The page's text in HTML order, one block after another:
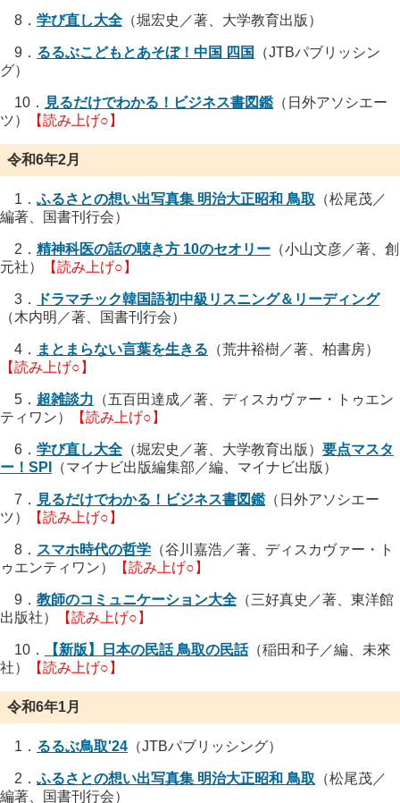
8． 学び直し大全 （堀宏史／著、大学教育出版）
9． るるぶこどもとあそぼ！中国 四国
（JTBパブリッシン
グ）
10． 見るだけでわかる！ビジネス書図鑑 （日外アソシエー
ツ）
【読み上げ○】
令和6年2月
1． ふるさとの想い出写真集 明治大正昭和 鳥取 （松尾茂／
編著、国書刊行会）
2． 精神科医の話の聴き方 10のセオリー （小山文彦／著、創
元社）
【読み上げ○】
3．
ドラマチック韓国語初中級リスニング＆リーディング
（木内明／著、国書刊行会）
4． まとまらない言葉を生きる （荒井裕樹／著、柏書房）
【読み上げ○】
5． 超雑談力 （五百田達成／著、ディスカヴァー・トゥエン
ティワン）
【読み上げ○】
6． 学び直し大全 （堀宏史／著、大学教育出版） 要点マスタ
ー！SPI
（マイナビ出版編集部／編、マイナビ出版）
7． 見るだけでわかる！ビジネス書図鑑 （日外アソシエー
ツ）
【読み上げ○】
8． スマホ時代の哲学 （谷川嘉浩／著、ディスカヴァー・ト
ゥエンティワン）
【読み上げ○】
9． 教師のコミュニケーション大全 （三好真史／著、東洋館
出版社）
【読み上げ○】
10． 【新版】日本の民話 鳥取の民話（稲田和子／編、未來
社）
【読み上げ○】
令和6年1月
1． るるぶ鳥取'24 （JTBパブリッシング）
2． ふるさとの想い出写真集 明治大正昭和 鳥取 （松尾茂／
編著、国書刊行会）